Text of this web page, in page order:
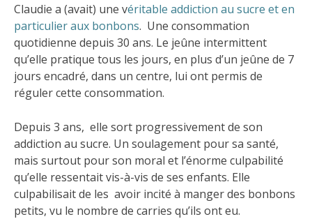
Claudie a (avait) une véritable addiction au sucre et en
particulier aux bonbons. Une consommation
quotidienne depuis 30 ans. Le jeûne intermittent
qu’elle pratique tous les jours, en plus d’un jeûne de 7
jours encadré, dans un centre, lui ont permis de
réguler cette consommation.
Depuis 3 ans, elle sort progressivement de son
addiction au sucre. Un soulagement pour sa santé,
mais surtout pour son moral et l’énorme culpabilité
qu’elle ressentait vis-à-vis de ses enfants. Elle
culpabilisait de les avoir incité à manger des bonbons
petits, vu le nombre de carries qu’ils ont eu.